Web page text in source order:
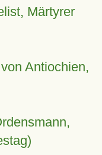
Märtyrer
Antiochien,